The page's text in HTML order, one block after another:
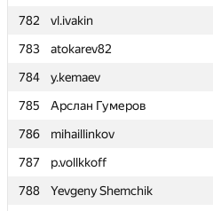
782
vl.ivakin
783
atokarev82
784
y.kemaev
785
Арслан Гумеров
786
mihaillinkov
787
p.vollkkoff
788
Yevgeny Shemchik
782
vl.ivakin
783
atokarev82
784
y.kemaev
785
Арслан Гумеров
786
mihaillinkov
787
p.vollkkoff
788
Yevgeny Shemchik